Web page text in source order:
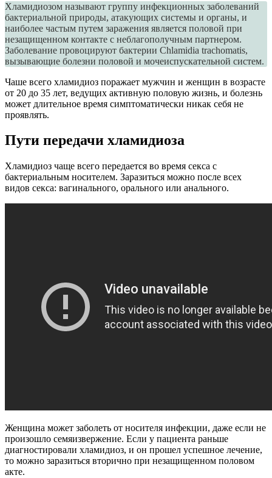
Хламидиозом называют группу инфекционных заболеваний
бактериальной природы, атакующих системы и органы, и
наиболее частым путем заражения является половой при
незащищенном контакте с неблагополучным партнером.
Заболевание провоцируют бактерии Chlamidia trachomatis,
вызывающие болезни половой и мочеиспускательной систем.
Чаше всего хламидиоз поражает мужчин и женщин в возрасте
от 20 до 35 лет, ведущих активную половую жизнь, и болезнь
может длительное время симптоматически никак себя не
проявлять.
Пути передачи хламидиоза
Хламидиоз чаще всего передается во время секса с
бактериальным носителем. Заразиться можно после всех
видов секса: вагинального, орального или анального.
Женщина может заболеть от носителя инфекции, даже если не
произошло семяизвержение. Если у пациента раньше
диагностировали хламидиоз, и он прошел успешное лечение,
то можно заразиться вторично при незащищенном половом
акте.